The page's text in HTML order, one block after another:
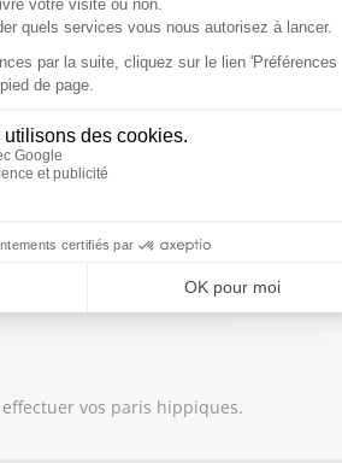
vos paris hippiques.
vos paris hippiques.
vos paris hippiques.